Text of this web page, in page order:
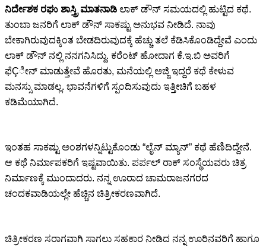
ನಿರ್ದೇಶಕ ರಘು ಶಾಸ್ತ್ರಿ ಮಾತನಾಡಿ ಲಾಕ್ ಡೌನ್ ಸಮಯದಲ್ಲಿ ಹುಟ್ಟಿದ ಕಥೆ.
ತುಂಬಾ ಜನರಿಗೆ ಲಾಕ್ ಡೌನ್ ಸಾಕಷ್ಟು ಅನುಭವ ನೀಡಿದೆ. ನಾವು
ಬೇಕಾಗಿರುವುದಕ್ಕಿಂತ ಬೇಡದಿರುವುದಕ್ಕೆ ಹೆಚ್ಚು ತಲೆ ಕೆಡಿಸಿಕೊಂಡಿದ್ದೇವೆ ಎಂದು
ಲಾಕ್ ಡೌನ್ ನಲ್ಲಿ ನನಗನಿಸಿದ್ದು. ಕರೆಂಟ್ ಹೋದಾಗ ಕೆ.ಇ.ಬಿ ಅವರಿಗೆ
ಫೆÇೀನ್ ಮಾಡುತ್ತೇವೆ ಹೊರತು, ಮನೆಯಲ್ಲಿ ಅಜ್ಜಿ ಇದ್ದರೆ ಕಥೆ ಕೇಳುವ
ಮನಸ್ಸು ಮಾಡಲ್ಲ. ಭಾವನೆಗಳಿಗೆ ಸ್ಪಂದಿಸುವುದು ಇತ್ತೀಚಿಗೆ ಬಹಳ
ಕಡಿಮೆಯಾಗಿದೆ.
ಇಂತಹ ಸಾಕಷ್ಟು ಅಂಶಗಳನ್ನಿಟ್ಟುಕೊಂಡು “ಲೈನ್ ಮ್ಯಾನ್” ಕಥೆ ಹೆಣಿದಿದ್ದೇನೆ.
ಆ ಕಥೆ ನಿರ್ಮಾಪಕರಿಗೆ ಇಷ್ಟವಾಯಿತು. ಪರ್ಪಲ್ ರಾಕ್ ಸಂಸ್ಥೆಯವರು ಚಿತ್ರ
ನಿರ್ಮಾಣಕ್ಕೆ ಮುಂದಾದರು. ನನ್ನ ಊರಾದ ಚಾಮರಾಜನಗರದ
ಚಂದಕವಾಡಿಯಲ್ಲೇ ಹೆಚ್ಚಿನ ಚಿತ್ರೀಕರಣವಾಗಿದೆ.
ಚಿತ್ರೀಕರಣ ಸರಾಗವಾಗಿ ಸಾಗಲು ಸಹಕಾರ ನೀಡಿದ ನನ್ನ ಊರಿನವರಿಗೆ ಹಾಗೂ